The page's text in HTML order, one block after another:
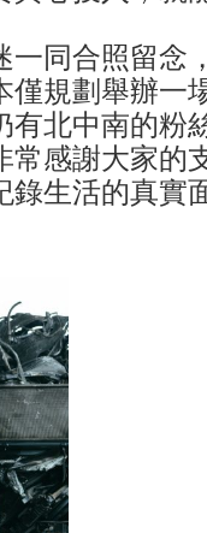
一同合照留念
僅規劃舉辦一
有北中南的粉
常感謝大家的
錄生活的真實